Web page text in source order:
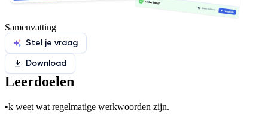
Samenvatting
Stel je vraag
Download
Leerdoelen
•k weet wat regelmatige werkwoorden zijn.